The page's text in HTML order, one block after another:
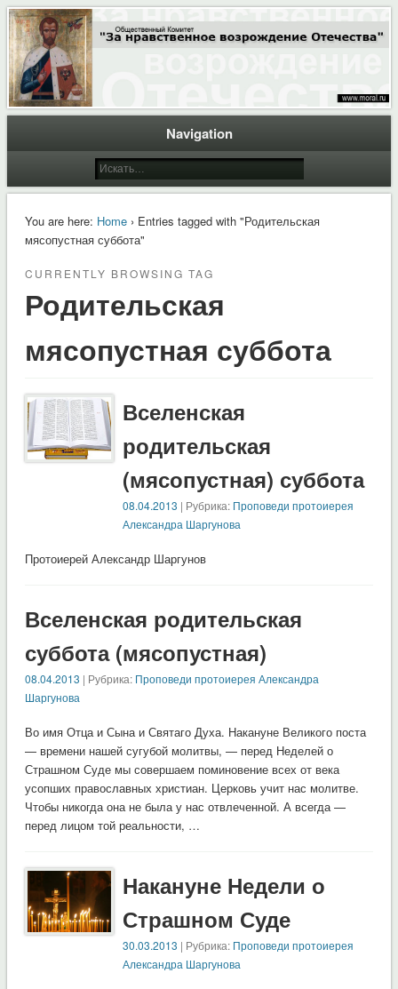
Moral.Ru
Общественный Комитет "За нравственное возрождение Отечества"
Navigation
You are here: Home› Entries tagged with "Родительская
мясопустная суббота"
CURRENTLY BROWSING TAG
Родительская
мясопустная суббота
Вселенская
родительская
(мясопустная) суббота
08.04.2013 | Рубрика: Проповеди протоиерея
Александра Шаргунова
Протоиерей Александр Шаргунов
Вселенская родительская
суббота (мясопустная)
08.04.2013 | Рубрика: Проповеди протоиерея Александра
Шаргунова
Во имя Отца и Сына и Святаго Духа. Накануне Великого поста
— времени нашей сугубой молитвы, — перед Неделей о
Страшном Суде мы совершаем поминовение всех от века
усопших православных христиан. Церковь учит нас молитве.
Чтобы никогда она не была у нас отвлеченной. А всегда —
перед лицом той реальности, …
Накануне Недели о
Страшном Суде
30.03.2013 | Рубрика: Проповеди протоиерея
Александра Шаргунова